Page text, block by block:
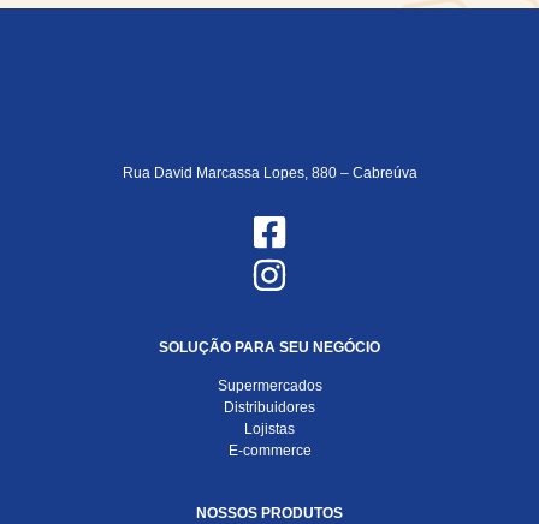
Rua David Marcassa Lopes, 880 – Cabreúva
SOLUÇÃO PARA SEU NEGÓCIO
Supermercados
Distribuidores
Lojistas
E-commerce
NOSSOS PRODUTOS